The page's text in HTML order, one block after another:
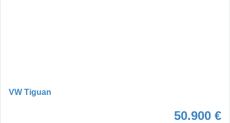
VW Tiguan
50.900 €